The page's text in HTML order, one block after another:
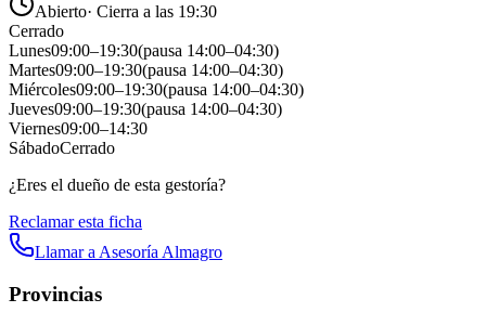
Abierto· Cierra a las 19:30
Cerrado
Lunes09:00–19:30(pausa 14:00–04:30)
Martes09:00–19:30(pausa 14:00–04:30)
Miércoles09:00–19:30(pausa 14:00–04:30)
Jueves09:00–19:30(pausa 14:00–04:30)
Viernes09:00–14:30
SábadoCerrado
¿Eres el dueño de esta gestoría?
Reclamar esta ficha
Llamar a Asesoría Almagro
Provincias